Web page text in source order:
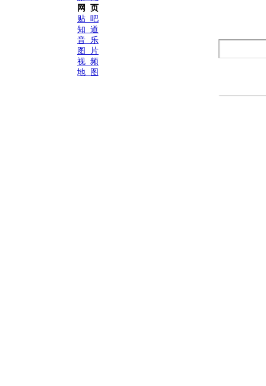
网 页
贴 吧
知 道
音 乐
图 片
视 频
地 图